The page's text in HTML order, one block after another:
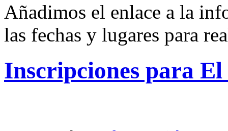
Añadimos el enlace a la
las fechas y lugares para
Inscripciones para El